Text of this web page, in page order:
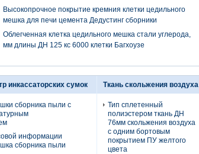
Высокопрочное покрытие кремния клетки цедильного
мешка для печи цемента Дедустинг сборники
Облегченная клетка цедильного мешка стали углерода,
мм длины ДН 125 кс 6000 клетки Багхоузе
инкассаторских сумок
сборника пыли с
информации
сборника пыли
Ткань скольжения воздуха
Тип сплетенный
полиэстером ткань ДН
76мм скольжения воздуха
с одним бортовым
покрытием ПУ желтого
цвета